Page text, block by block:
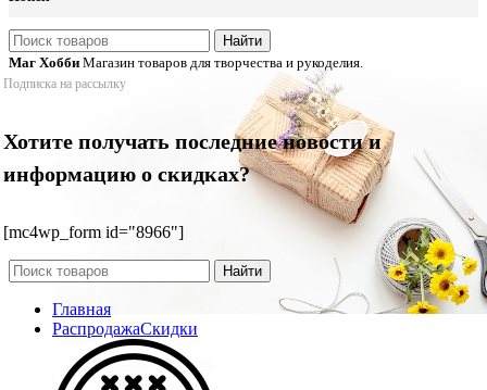
Найти
Маг Хобби Магазин товаров для творчества и рукоделия.
Подписка на рассылку
Хотите получать последние новости и
информацию о скидках?
[mc4wp_form id="8966"]
Найти
Главная
РаспродажаСкидки